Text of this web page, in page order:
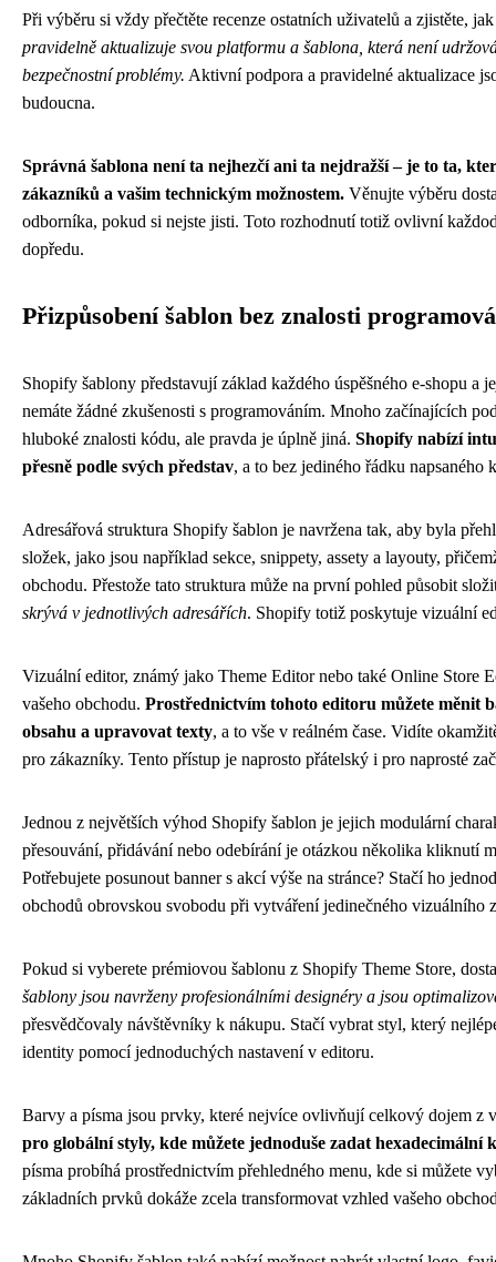
Při výběru si vždy přečtěte recenze ostatních uživatelů a zjistěte,
pravidelně aktualizuje svou platformu a šablona, která není
bezpečnostní problémy. Aktivní podpora a pravidelné aktualizace
budoucna.
Správná šablona není ta nejhezčí ani ta nejdražší – je to ta,
zákazníků a vašim technickým možnostem. Věnujte výběru
odborníka, pokud si nejste jisti. Toto rozhodnutí totiž ovlivní
dopředu.
Přizpůsobení šablon bez znalosti
Shopify šablony představují základ každého úspěšného e-shopu
nemáte žádné zkušenosti s programováním. Mnoho začínajících
hluboké znalosti kódu, ale pravda je úplně jiná. Shopify nabízí
přesně podle svých představ, a to bez jediného řádku napsaného
Adresářová struktura Shopify šablon je navržena tak, aby byla
složek, jako jsou například sekce, snippety, assety a layouty,
obchodu. Přestože tato struktura může na první pohled působit
skrývá v jednotlivých adresářích. Shopify totiž poskytuje vizuální
Vizuální editor, známý jako Theme Editor nebo také Online Store
vašeho obchodu. Prostřednictvím tohoto editoru můžete měnit
obsahu a upravovat texty, a to vše v reálném čase. Vidíte
pro zákazníky. Tento přístup je naprosto přátelský i pro naprosté
Jednou z největších výhod Shopify šablon je jejich modulární
přesouvání, přidávání nebo odebírání je otázkou několika kliknutí
Potřebujete posunout banner s akcí výše na stránce? Stačí ho
obchodů obrovskou svobodu při vytváření jedinečného vizuálního
Pokud si vyberete prémiovou šablonu z Shopify Theme Store,
šablony jsou navrženy profesionálními designéry a jsou
přesvědčovaly návštěvníky k nákupu. Stačí vybrat styl, který
identity pomocí jednoduchých nastavení v editoru.
Barvy a písma jsou prvky, které nejvíce ovlivňují celkový dojem z
pro globální styly, kde můžete jednoduše zadat
písma probíhá prostřednictvím přehledného menu, kde si můžete
základních prvků dokáže zcela transformovat vzhled vašeho